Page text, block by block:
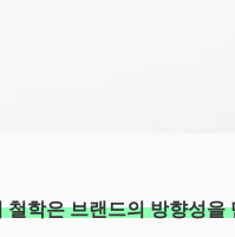
학은 브랜드의 방향성